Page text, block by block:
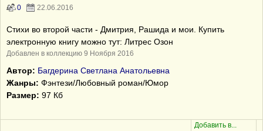
0 22.06.2016
Стихи во второй части - Дмитрия, Рашида и мои. Купить
электронную книгу можно тут: Литрес Озон
Добавлен в коллекцию 9 Ноября 2016
Автор: Багдерина Светлана Анатольевна
Жанры: Фэнтези/Любовный роман/Юмор
Размер: 97 Кб